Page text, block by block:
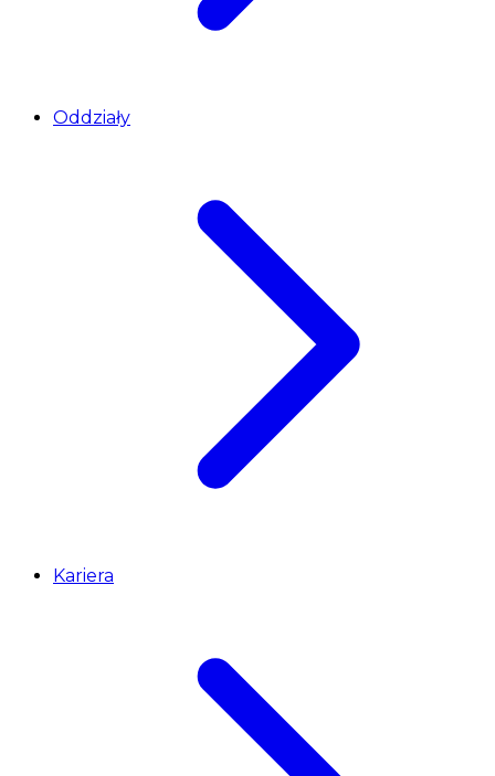
Oddziały
Kariera